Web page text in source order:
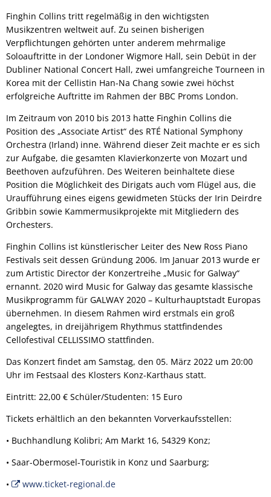
Finghin Collins tritt regelmäßig in den wichtigsten
Musikzentren weltweit auf. Zu seinen bisherigen
Verpflichtungen gehörten unter anderem mehrmalige
Soloauftritte in der Londoner Wigmore Hall, sein Debüt in der
Dubliner National Concert Hall, zwei umfangreiche Tourneen in
Korea mit der Cellistin Han-Na Chang sowie zwei höchst
erfolgreiche Auftritte im Rahmen der BBC Proms London.
Im Zeitraum von 2010 bis 2013 hatte Finghin Collins die
Position des „Associate Artist“ des RTÉ National Symphony
Orchestra (Irland) inne. Während dieser Zeit machte er es sich
zur Aufgabe, die gesamten Klavierkonzerte von Mozart und
Beethoven aufzuführen. Des Weiteren beinhaltete diese
Position die Möglichkeit des Dirigats auch vom Flügel aus, die
Uraufführung eines eigens gewidmeten Stücks der Irin Deirdre
Gribbin sowie Kammermusikprojekte mit Mitgliedern des
Orchesters.
Finghin Collins ist künstlerischer Leiter des New Ross Piano
Festivals seit dessen Gründung 2006. Im Januar 2013 wurde er
zum Artistic Director der Konzertreihe „Music for Galway“
ernannt. 2020 wird Music for Galway das gesamte klassische
Musikprogramm für GALWAY 2020 – Kulturhauptstadt Europas
übernehmen. In diesem Rahmen wird erstmals ein groß
angelegtes, in dreijährigem Rhythmus stattfindendes
Cellofestival CELLISSIMO stattfinden.
Das Konzert findet am Samstag, den 05. März 2022 um 20:00
Uhr im Festsaal des Klosters Konz-Karthaus statt.
Eintritt: 22,00 € Schüler/Studenten: 15 Euro
Tickets erhältlich an den bekannten Vorverkaufsstellen:
• Buchhandlung Kolibri; Am Markt 16, 54329 Konz;
• Saar-Obermosel-Touristik in Konz und Saarburg;
•
www.ticket-regional.de